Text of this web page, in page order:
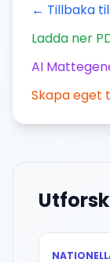
← Tillbaka
Ladda ner
AI
Skapa eget